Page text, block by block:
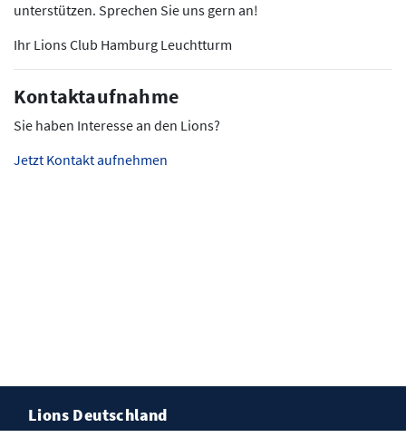
unterstützen. Sprechen Sie uns gern an!
Ihr Lions Club Hamburg Leuchtturm
Kontaktaufnahme
Sie haben Interesse an den Lions?
Jetzt Kontakt aufnehmen
Lions Deutschland